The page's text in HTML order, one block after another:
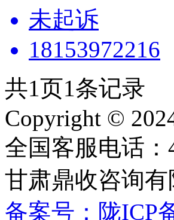
未起诉
18153972216
共1页1条记录
Copyright ©
全国客服电话：
甘肃鼎收咨询有
备案号：陇ICP